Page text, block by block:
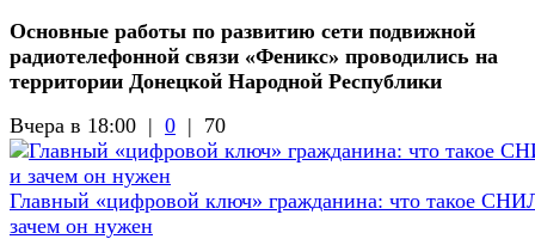
Основные работы по развитию сети подвижной
радиотелефонной связи «Феникс» проводились на
территории Донецкой Народной Республики
Вчера в 18:00 | 0 | 70
Главный «цифровой ключ» гражданина: что такое
зачем он нужен